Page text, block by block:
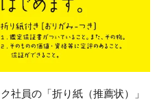
社員の「折り紙（推薦状）」